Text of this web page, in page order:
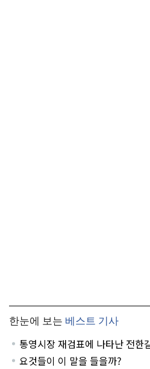
한눈에 보는 베스트 기사
통영시장 재검표에 나타난 전한
요것들이 이 말을 들을까?